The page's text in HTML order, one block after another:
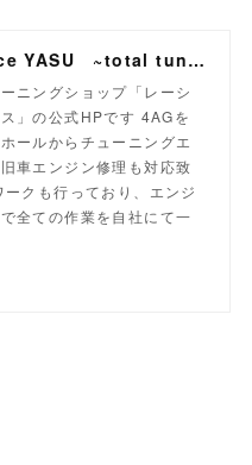
Racing Service YASU ~total tuning proshop~
ニングショップ「レーシ
」の公式HPです 4AGを
ールからチューニングエ
車エンジン修理も対応致
クも行っており、エンジ
全ての作業を自社にて一